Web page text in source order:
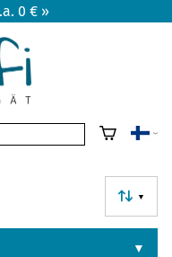
0 € »
▼
▼